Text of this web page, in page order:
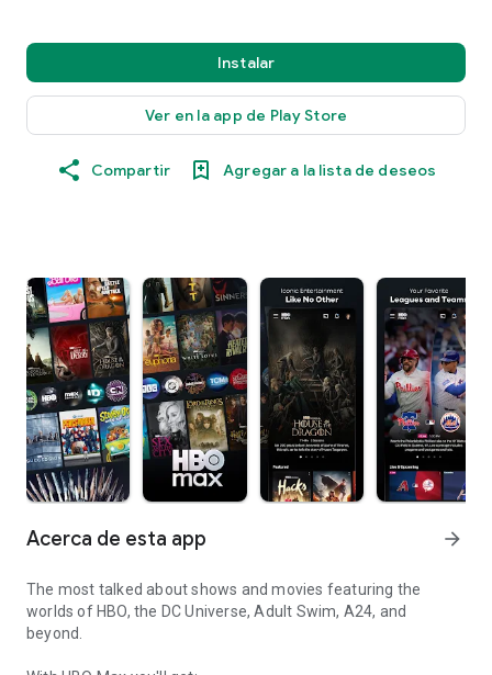
Instalar
Ver en la app de Play Store
Compartir Agregar a la lista de deseos
Acerca de esta app arrow_forward
The most talked about shows and movies featuring the
worlds of HBO, the DC Universe, Adult Swim, A24, and
beyond.